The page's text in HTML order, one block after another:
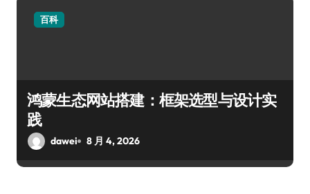
百科
鸿蒙生态网站搭建：框架选型与设计实
践
dawei 8 月 4, 2026